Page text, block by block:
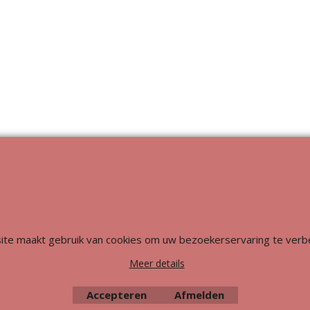
maakt gebruik van cookies om uw bezoekerservaring te
Meer details
Accepteren Afmelden